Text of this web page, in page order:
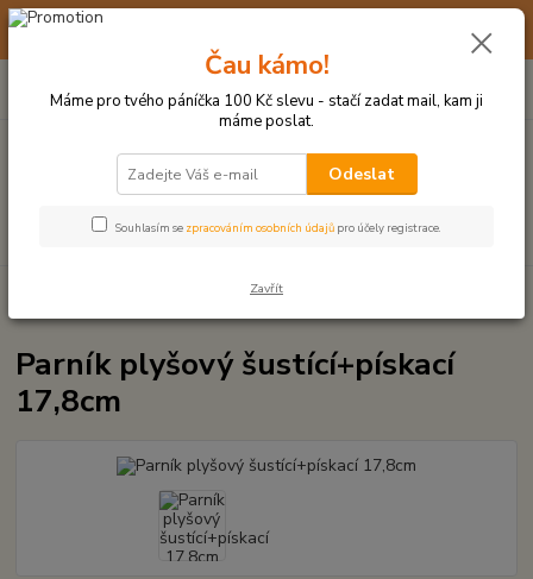
☀️ 10. - 14. SRPNA 2026 MÁME DOVOLENOU ☀️ OBJEDNÁVKY
Hledat
po–pá: 9–17 hod.
za0 Kč
PLYŠOVÉ A TEXTILNÍ HRAČKY
Parník plyšový šustící+pískací
17,8cm
Čau kámo!
Máme pro tvého páníčka 100 Kč slevu - stačí zadat mail, kam ji
máme poslat.
Odeslat
Souhlasím se zpracováním osobních údajů pro účely registrace.
Zavřít